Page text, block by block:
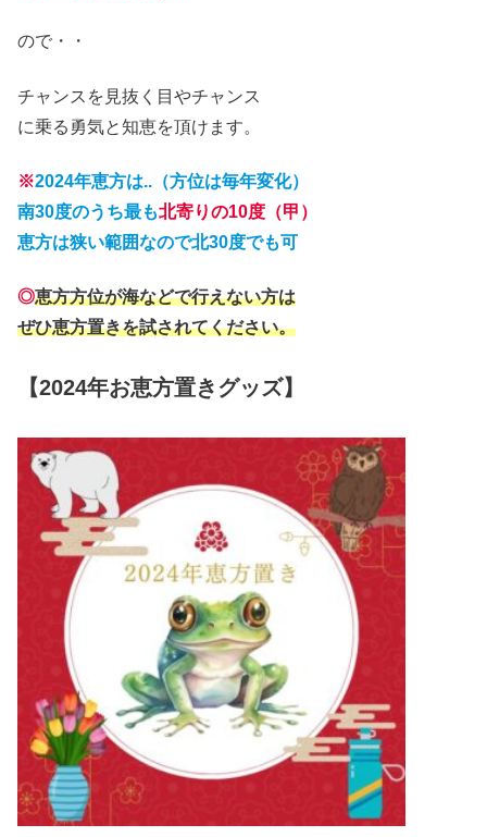
ので ・・
チャンスを見抜く目やチャンス
に乗る勇気と知恵を頂けます。
※2024年恵方は..（方位は毎年変化）
南30度のうち最も北寄りの10度 （甲）
恵方は狭い範囲なので北30度でも可
◎恵方方位が海などで行えない方は
ぜひ恵方置きを試されてください。
【2024年お恵方置きグッズ】